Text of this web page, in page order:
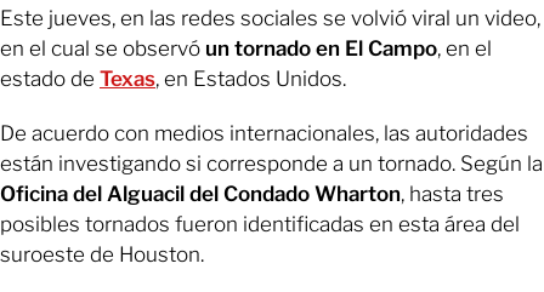
Este jueves, en las redes sociales se volvió viral un video,
en el cual se observó un tornado en El Campo, en el
estado de Texas, en Estados Unidos.
De acuerdo con medios internacionales, las autoridades
están investigando si corresponde a un tornado. Según la
Oficina del Alguacil del Condado Wharton, hasta tres
posibles tornados fueron identificadas en esta área del
suroeste de Houston.